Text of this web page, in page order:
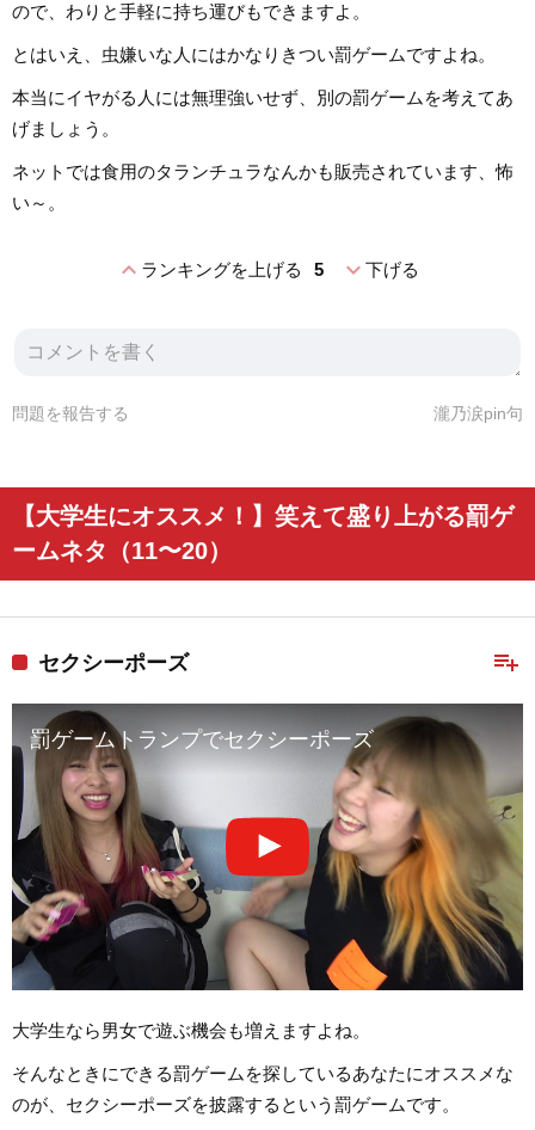
ので、わりと手軽に持ち運びもできますよ。
とはいえ、虫嫌いな人にはかなりきつい罰ゲームですよね。
本当にイヤがる人には無理強いせず、別の罰ゲームを考えてあ
げましょう。
ネットでは食用のタランチュラなんかも販売されています、怖
い～。
expand_lessランキングを上げる 5 expand_more下げる
瀧乃涙pin句
問題を報告する
【大学生にオススメ！】笑えて盛り上がる罰ゲ
ームネタ（11〜20）
playlist_add
セクシーポーズ
罰ゲームトランプでセクシーポーズ
大学生なら男女で遊ぶ機会も増えますよね。
そんなときにできる罰ゲームを探しているあなたにオススメな
のが、セクシーポーズを披露するという罰ゲームです。